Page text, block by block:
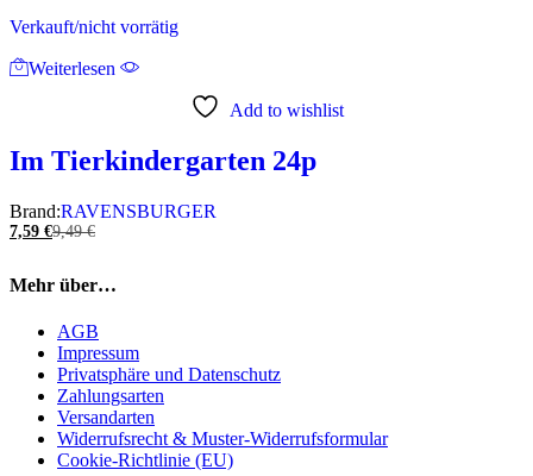
Verkauft/nicht vorrätig
Weiterlesen
Add to wishlist
Im Tierkindergarten 24p
Brand:RAVENSBURGER
7,59 €9,49€
Mehr über…
AGB
Impressum
Privatsphäre und Datenschutz
Zahlungsarten
Versandarten
Widerrufsrecht & Muster-Widerrufsformular
Cookie-Richtlinie (EU)